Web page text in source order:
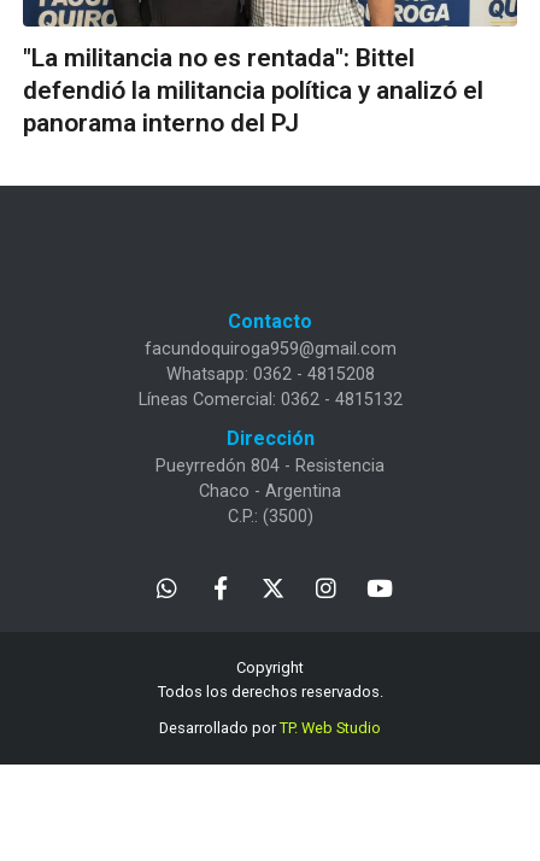
"La militancia no es rentada": Bittel
defendió la militancia política y analizó el
panorama interno del PJ
Contacto
facundoquiroga959@gmail.com
Whatsapp: 0362 - 4815208
Líneas Comercial: 0362 - 4815132
Dirección
Pueyrredón 804 - Resistencia
Chaco - Argentina
C.P.: (3500)
Copyright
Todos los derechos reservados.
Desarrollado porTP. Web Studio